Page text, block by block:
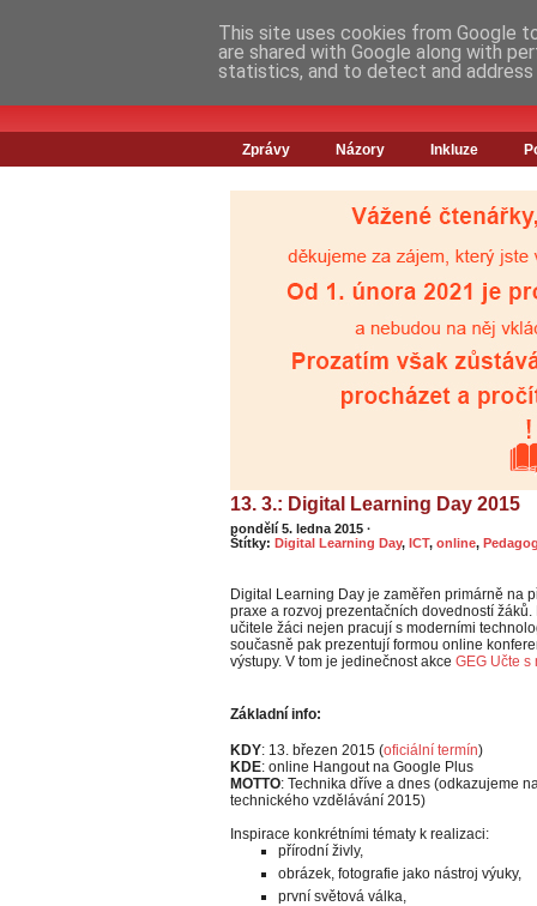
Zprávy Názory Inkluze
13. 3.: Digital Learning Day 2015
pondělí 5. ledna 2015 ·
Štítky: Digital Learning Day, ICT, online,
Digital Learning Day je zaměřen primárně na
praxe a rozvoj prezentačních dovedností žáků.
učitele žáci nejen pracují s moderními
současně pak prezentují formou online
výstupy. V tom je jedinečnost akce GEG Učte s
Základní info:
KDY: 13. březen 2015 (oficiální termín)
KDE: online Hangout na Google Plus
MOTTO: Technika dříve a dnes (odkazujeme
technického vzdělávání 2015)
Inspirace konkrétními tématy k realizaci:
přírodní živly,
obrázek, fotografie jako nástroj výuky,
první světová válka,
This site uses cookies from Google
are shared with Google along with
statistics, and to detect and address